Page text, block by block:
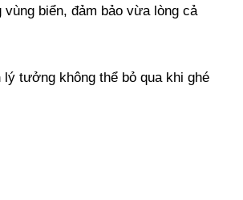
biển, đảm bảo vừa lòng cả
lý tưởng không thể bỏ qua khi ghé